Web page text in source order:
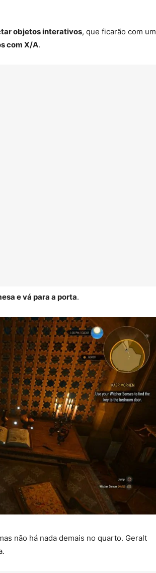
objetos interativos, que ficarão com um
com X/A.
e vá para a porta.
não há nada demais no quarto. Geralt